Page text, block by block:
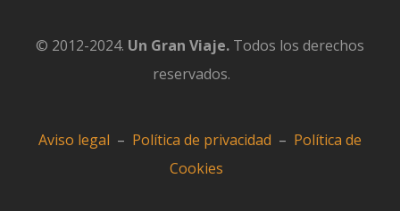
© 2012-2024. Un Gran Viaje. Todos los derechos
reservados.
Aviso legal – Política de privacidad – Política de
Cookies